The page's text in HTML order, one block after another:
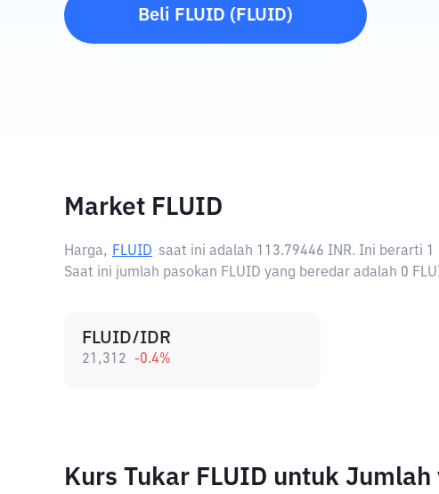
Beli FLUID ( FLUID)
Market FLUID
Harga, FLUID saat ini adalah 113.79446 INR. Ini berarti 1
Saat ini jumlah pasokan FLUID yang beredar adalah 0
FLUID/IDR
21,312 -0.4%
Kurs Tukar FLUID untuk